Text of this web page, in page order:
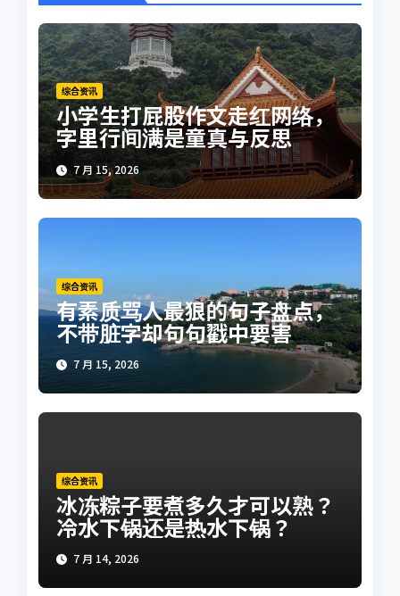
综合资讯
小学生打屁股作文走红网络，
字里行间满是童真与反思
7 月 15, 2026
综合资讯
有素质骂人最狠的句子盘点，
不带脏字却句句戳中要害
7 月 15, 2026
综合资讯
冰冻粽子要煮多久才可以熟？
冷水下锅还是热水下锅？
7 月 14, 2026